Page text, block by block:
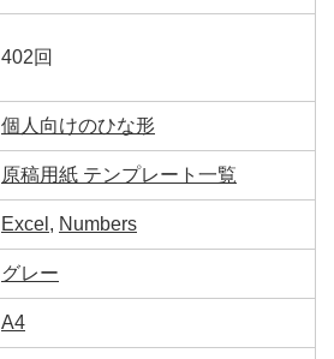
402回
個人向けのひな形
原稿用紙 テンプレート一覧
Excel , Numbers
グレー
A4